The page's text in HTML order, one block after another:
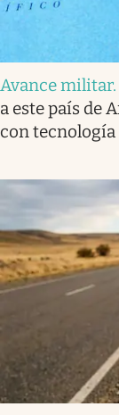
Avance militar.
a este país de
con